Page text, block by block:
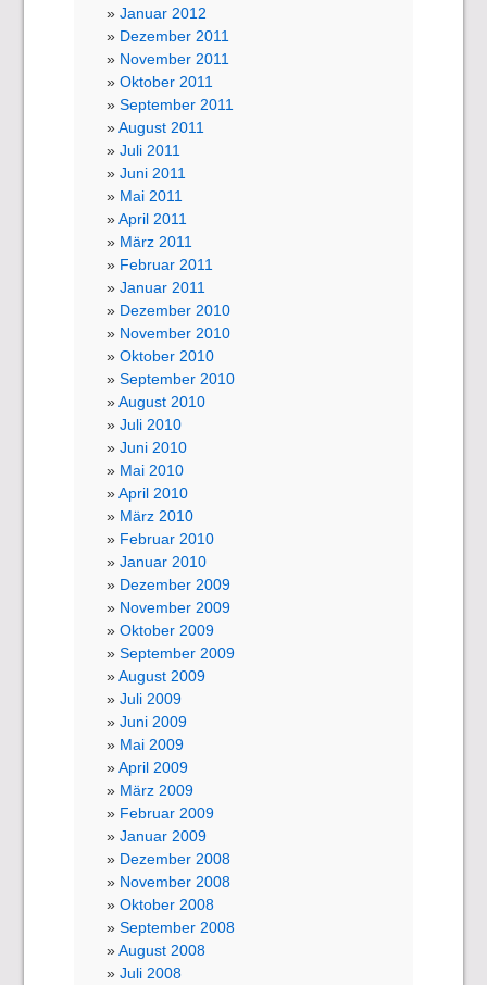
Januar 2012
Dezember 2011
November 2011
Oktober 2011
September 2011
August 2011
Juli 2011
Juni 2011
Mai 2011
April 2011
März 2011
Februar 2011
Januar 2011
Dezember 2010
November 2010
Oktober 2010
September 2010
August 2010
Juli 2010
Juni 2010
Mai 2010
April 2010
März 2010
Februar 2010
Januar 2010
Dezember 2009
November 2009
Oktober 2009
September 2009
August 2009
Juli 2009
Juni 2009
Mai 2009
April 2009
März 2009
Februar 2009
Januar 2009
Dezember 2008
November 2008
Oktober 2008
September 2008
August 2008
Juli 2008